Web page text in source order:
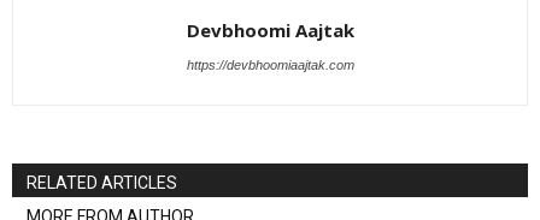
Devbhoomi Aajtak
https://devbhoomiaajtak.com
RELATED ARTICLES